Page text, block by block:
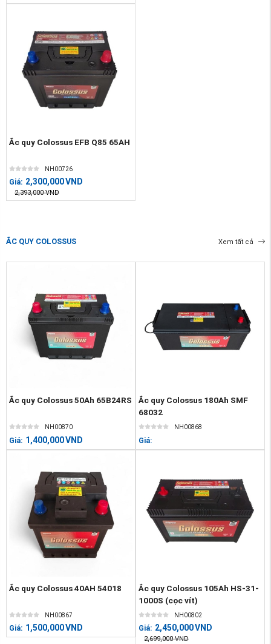
Ắc quy Colossus EFB Q85 65AH
NH00726
Giá: 2,300,000VND
2,393,000 VND
ẮC QUY COLOSSUS Xem tất cả
Ắc quy Colossus 50Ah 65B24RS
NH00870
Giá: 1,400,000VND
Ắc quy Colossus 180Ah SMF
68032
NH00868
Giá:
Ắc quy Colossus 40AH 54018
NH00867
Giá: 1,500,000VND
Ắc quy Colossus 105Ah HS-31-
1000S (cọc vít)
NH00802
Giá: 2,450,000VND
2,699,000 VND